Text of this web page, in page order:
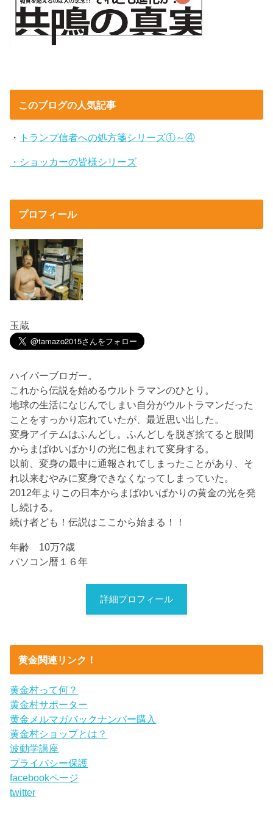
このブログの人気記事
・ トランプ信者への処方箋シリーズ①～④
・ショッカーの皆様シリーズ
プロフィール
玉蔵
ハイパーブロガー。
これから伝説を始めるウルトラマンのひとり。
地球の生活になじんでしまい自分がウルトラマンだった
ことをすっかり忘れていたが、最近思い出した。
変身アイテムはふんどし。ふんどしを脱ぎ捨てると股間
からまばゆいばかりの光に包まれて変身する。
以前、変身の最中に通報されてしまったことがあり、そ
れ以来むやみに変身できなくなってしまっていた。
2012年よりこの日本からまばゆいばかりの黄金の光を発
し続ける。
続け者ども！伝説はここから始まる！！
年齢 10万?歳
パソコン暦１６年
詳細プロフィール
黄金関連リンク！
黄金村って何？
黄金村サポーター
黄金メルマガバックナンバー購入
黄金村ショップとは？
波動学講座
プライバシー保護
facebookページ
twitter